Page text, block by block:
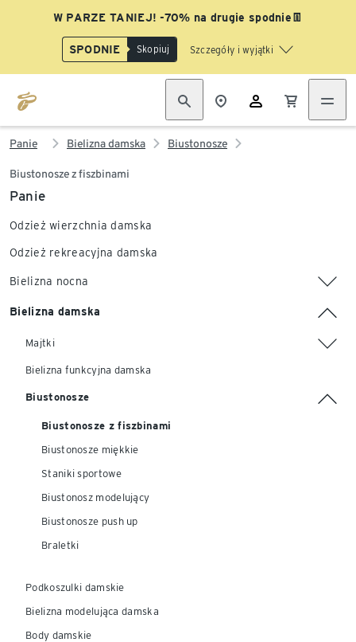
W PARZE TANIEJ! -70% na drugie spodnie👖
SPODNIE Skopiuj Szczegóły i wyjątki
Panie Bielizna damska Biustonosze
Biustonosze z fiszbinami
Panie
Odzież wierzchnia damska
Odzież rekreacyjna damska
Bielizna nocna
Bielizna damska
Majtki
Bielizna funkcyjna damska
Biustonosze
Biustonosze z fiszbinami
Biustonosze miękkie
Staniki sportowe
Biustonosz modelujący
Biustonosze push up
Braletki
Podkoszulki damskie
Bielizna modelująca damska
Body damskie